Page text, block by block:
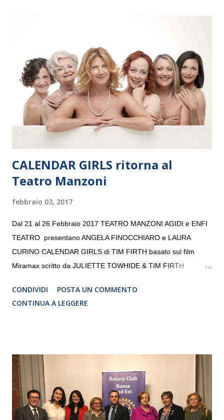
“Settembre dell’Accademia” dove si esibirà per il secondo anno
consecutivo. Il pubblico milanese avrà il piacere di applaudire i
giovani artisti della Baltic Sea Youth Philharmonic per la quarta
volta. L’orchestra, fondata nel 2008 da Kristjan Järvi (affiancato
da un prestigioso consiglio di consulent...
CALENDAR GIRLS ritorna al
Teatro Manzoni
febbraio 03, 2017
Dal 21 al 26 Febbraio 2017 TEATRO MANZONI AGIDI e ENFI
TEATRO presentano ANGELA FINOCCHIARO e LAURA
CURINO CALENDAR GIRLS di TIM FIRTH basato sul film
Miramax scritto da JULIETTE TOWHIDE & TIM FIRTH
CRISTINA PEZZOLI
CONDIVIDI
POSTA UN COMMENTO
CONTINUA A LEGGERE